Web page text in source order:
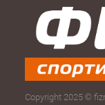
Copyright 2025 ©